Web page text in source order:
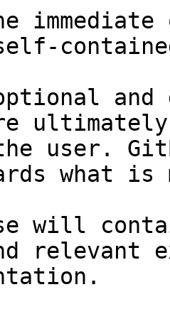
and
user.
what
will
relevant